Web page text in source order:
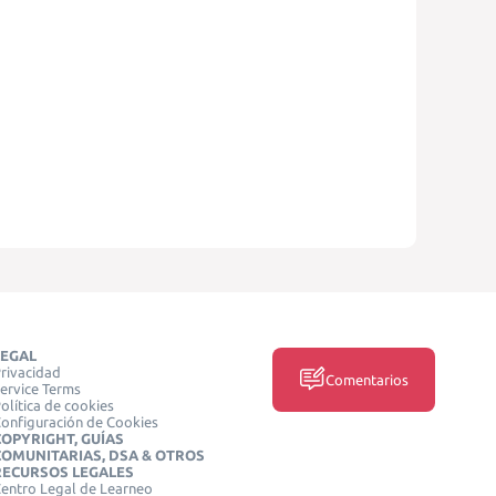
Terms
de cookies
de Cookies
GUÍAS
DSA & OTROS
LEGALES
Legal de Learneo
Comentarios